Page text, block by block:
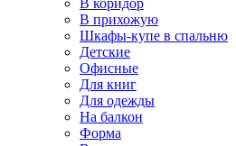
В коридор
В прихожую
Шкафы-купе в спальню
Детские
Офисные
Для книг
Для одежды
На балкон
Форма